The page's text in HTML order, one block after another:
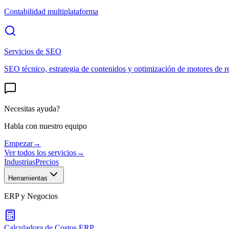
Contabilidad multiplataforma
Servicios de SEO
SEO técnico, estrategia de contenidos y optimización de motores de
Necesitas ayuda?
Habla con nuestro equipo
Empezar→
Ver todos los servicios→
IndustriasPrecios
Herramientas
ERP y Negocios